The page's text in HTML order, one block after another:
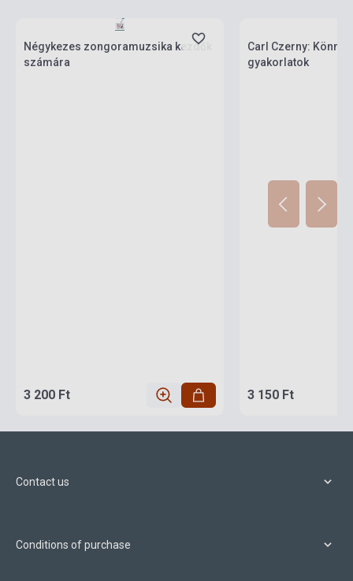
Négykezes zongoramuzsika kezdők
számára
3 200 Ft
Carl Czerny: Könnyű technikai
gyakorlatok
3 150 Ft
Contact us
Conditions of purchase